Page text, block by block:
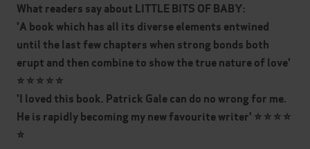
What readers say about LITTLE BITS OF BABY:
'A book which has all its diverse elements entwined
until the last few chapters when strong bonds both
erupt and then combine to show the true nature of love'
⭐ ⭐ ⭐ ⭐ ⭐
'I loved this book. Patrick Gale can do no wrong for me.
He is rapidly becoming my new favourite writer' ⭐ ⭐ ⭐ ⭐
⭐